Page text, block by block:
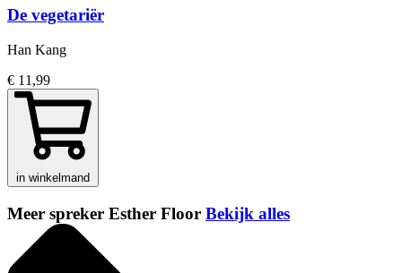
De vegetariër
Han Kang
€ 11,99
in winkelmand
Meer spreker Esther Floor Bekijk alles